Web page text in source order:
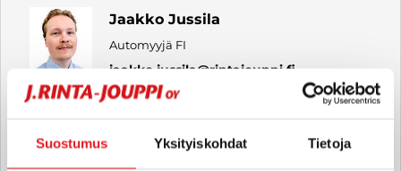
Suostumus Yksityiskohdat Tietoja
Jaakko Jussila
Automyyjä FI
jaakko.jussila@rintajouppi.fi